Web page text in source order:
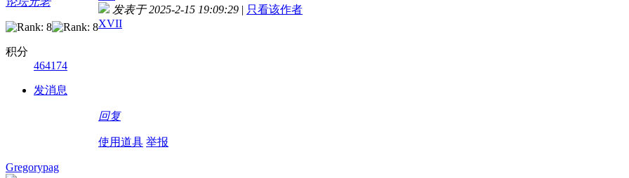
积分
464174
发消息
发表于 2025-2-15 19:09:29 | 只看该作者
XVII
回复
使用道具 举报
Gregorypag